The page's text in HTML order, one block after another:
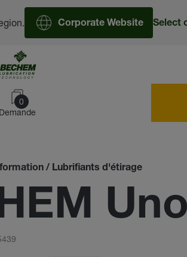
0
Demande
Corporate Website Select
/ Lubrifiants d'étirage